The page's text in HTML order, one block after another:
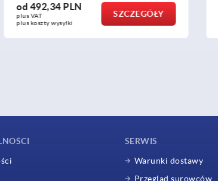
od578,55 PLN
plus VAT
plus koszty wysyłki
SZCZEGÓŁY
SERWIS
Warunki dostawy
Przegląd surowców